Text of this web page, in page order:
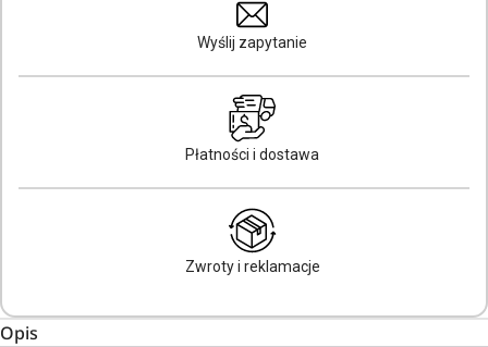
Wyślij zapytanie
Płatności i dostawa
Zwroty i reklamacje
Opis